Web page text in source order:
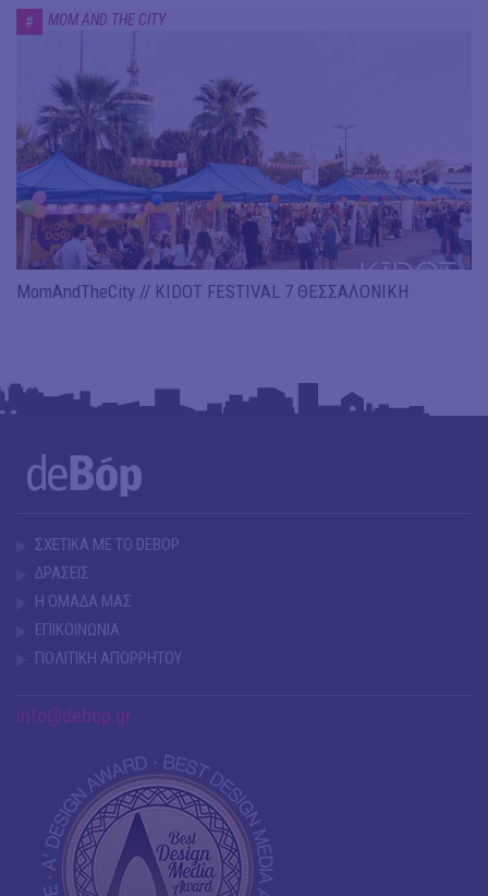
# MOM AND THE CITY
MomAndTheCity // KIDOT FESTIVAL 7 ΘΕΣΣΑΛΟΝΙΚΗ
ΣΧΕΤΙΚΑ ΜΕ ΤΟ DEBOP
ΔΡΑΣΕΙΣ
Η ΟΜΑΔΑ ΜΑΣ
ΕΠΙΚΟΙΝΩΝΙΑ
ΠΟΛΙΤΙΚΗ ΑΠΟΡΡΗΤΟΥ
info@debop.gr